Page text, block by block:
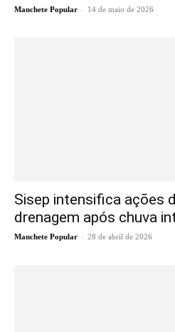
Manchete Popular - 14 de maio de 2026
Sisep intensifica ações
drenagem após chuva
Manchete Popular - 28 de abril de 2026